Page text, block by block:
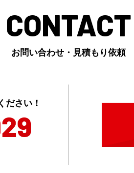
CONTACT
お問い合わせ・見積もり依頼
ださい！